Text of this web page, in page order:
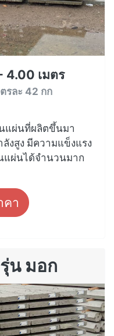
4.00 เมตร
รละ 42 กก
แผ่นที่ผลิตขึ้นมา
งสูง มีความแข็งแรง
แผ่นได้จำนวนมาก
คา
น มอก